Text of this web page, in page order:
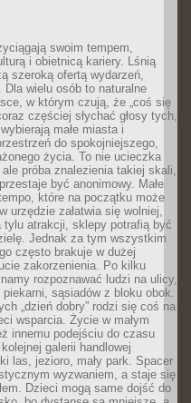
swoim tempem,
i obietnicą kariery. Lśnią
szeroką ofertą wydarzeń,
Dla wielu osób to naturalne
w którym czują, że „coś się
częściej słychać głosy tych,
małe miasta i
do spokojniejszego,
życia. To nie ucieczka
próba znalezienia takiej skali,
być anonimowy. Małe
które na początku może
urzędzie załatwia się wolniej,
tylu atrakcji, sklepy potrafią być
Jednak za tym wszystkim
często brakuje w dużej
zakorzenienia. Po kilku
rozpoznawać ludzi na ulicy,
sąsiadów z bloku obok.
„dzień dobry” rodzi się coś na
wsparcia. Życie w małym
innemu podejściu do czasu
galerii handlowej
las, jezioro, mały park. Spacer
wyzwaniem, a staje się
Dzieci mogą same dojść do